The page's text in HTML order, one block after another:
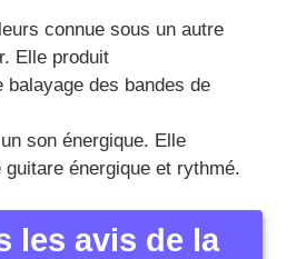
connue sous un autre
Elle produit
des bandes de
son énergique. Elle
énergique et rythmé.
les avis de la